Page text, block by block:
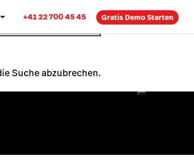
+41 22 700 45 45 Gratis Demo Starten
Suche abzubrechen.